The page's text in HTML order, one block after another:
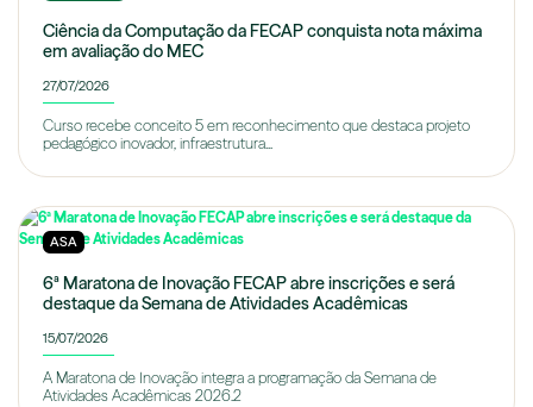
Ciência da Computação da FECAP conquista nota máxima
em avaliação do MEC
27/07/2026
Curso recebe conceito 5 em reconhecimento que destaca projeto
pedagógico inovador, infraestrutura...
ASA
6ª Maratona de Inovação FECAP abre inscrições e será
destaque da Semana de Atividades Acadêmicas
15/07/2026
A Maratona de Inovação integra a programação da Semana de
Atividades Acadêmicas 2026.2